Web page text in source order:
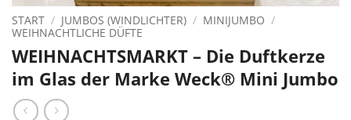
START / JUMBOS (WINDLICHTER) / MINIJUMBO /
WEIHNACHTLICHE DÜFTE
WEIHNACHTSMARKT – Die Duftkerze
im Glas der Marke Weck® Mini Jumbo